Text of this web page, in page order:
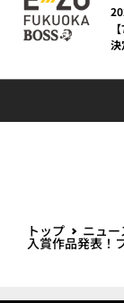
決
トップ ニュ
入賞作品発表！